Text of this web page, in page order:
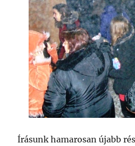
Írásunk hamarosan újabb